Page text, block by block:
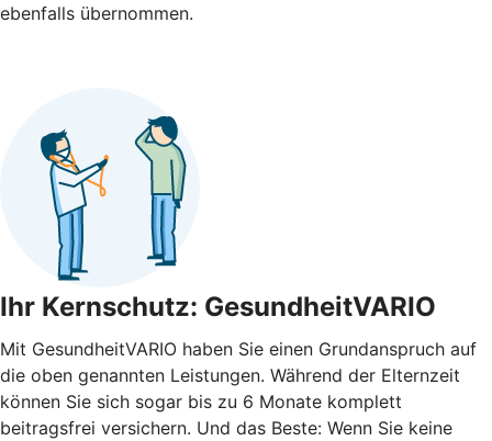
ebenfalls übernommen.
Ihr Kernschutz: GesundheitVARIO
Mit GesundheitVARIO haben Sie einen Grundanspruch auf
die oben genannten Leistungen. Während der Elternzeit
können Sie sich sogar bis zu 6 Monate komplett
beitragsfrei versichern. Und das Beste: Wenn Sie keine